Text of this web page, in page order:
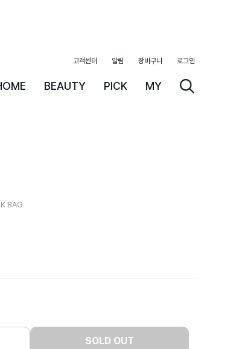
BEAUTY PICK MY
고객센터 알림 장바구니 로그인
BAG
SOLD OUT